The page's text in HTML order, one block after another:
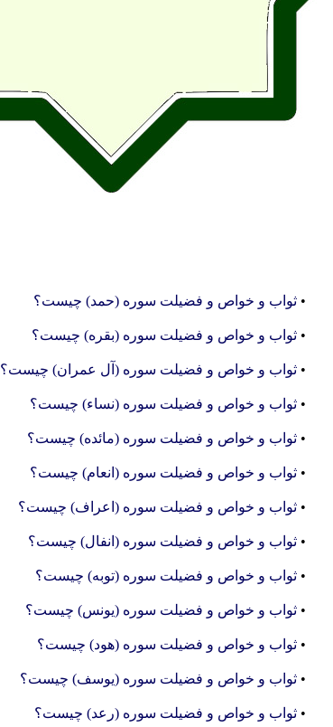
• ثواب و خواص و فضیلت سوره (حمد) چیست؟
• ثواب و خواص و فضیلت سوره (بقره) چیست؟
• ثواب و خواص و فضیلت سوره (آل عمران) چیست؟
• ثواب و خواص و فضیلت سوره (نساء) چیست؟
• ثواب و خواص و فضیلت سوره (مائده) چیست؟
• ثواب و خواص و فضیلت سوره (انعام) چیست؟
• ثواب و خواص و فضیلت سوره (اعراف) چیست؟
• ثواب و خواص و فضیلت سوره (انفال) چیست؟
• ثواب و خواص و فضیلت سوره (توبه) چیست؟
• ثواب و خواص و فضیلت سوره (یونس) چیست؟
• ثواب و خواص و فضیلت سوره (هود) چیست؟
• ثواب و خواص و فضیلت سوره (یوسف) چیست؟
• ثواب و خواص و فضیلت سوره (رعد) چیست؟